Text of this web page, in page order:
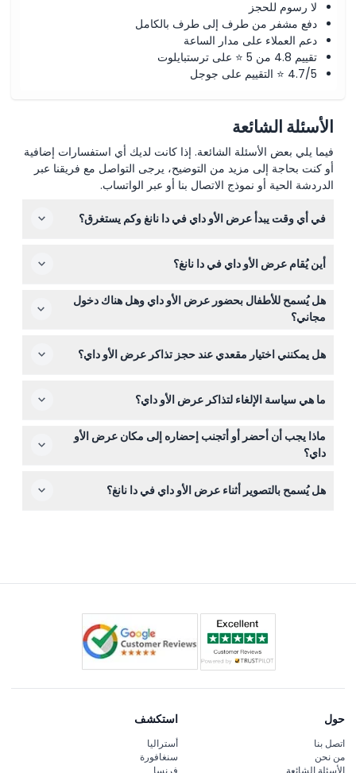
لا رسوم للحجز
دفع مشفر من طرف إلى طرف بالكامل
دعم العملاء على مدار الساعة
تقييم 4.8 من 5 ⭐ على ترستبايلوت
4.7/5 ⭐ التقييم على جوجل
الأسئلة الشائعة
فيما يلي بعض الأسئلة الشائعة. إذا كانت لديك أي استفسارات إضافية
أو كنت بحاجة إلى مزيد من التوضيح، يرجى التواصل مع فريقنا عبر
الدردشة الحية أو نموذج الاتصال بنا أو عبر الواتساب.
في أي وقت يبدأ عرض الأو داي في دا نانغ وكم يستغرق؟
حوالي ساعة واحدة (قد يتغير الوقت – يرجى التأكد عند الحجز).
أين يُقام عرض الأو داي في دا نانغ؟
يُقام العرض في بيت الثقافة بمنطقة نغو هانه سون، الموجود في
1A تران فان دان، نغو هانه سون، دا نانغ.
هل يُسمح للأطفال بحضور عرض الأو داي وهل هناك دخول
مجاني؟
مع مرافق واحد بالغ يدفع. للأطفال الذين يبلغ طولهم 110 سم أو
هل يمكنني اختيار مقعدي عند حجز تذاكر عرض الأو داي؟
القسيمة الخاصة بك بعد الحجز.
ما هي سياسة الإلغاء لتذاكر عرض الأو داي؟
التذاكر غير قابلة للاسترداد ولا يمكن تغييرها أو إلغاؤها بعد الحجز.
ماذا يجب أن أحضر أو أتجنب إحضاره إلى مكان عرض الأو
داي؟
مرافق لتخزين الأمتعة، لذا من الأفضل إحضار ما تحتاجه فقط.
هل يُسمح بالتصوير أثناء عرض الأو داي في دا نانغ؟
حول
اتصل بنا
من نحن
الأسئلة الشائعة
استكشف
أستراليا
سنغافورة
فرنسا